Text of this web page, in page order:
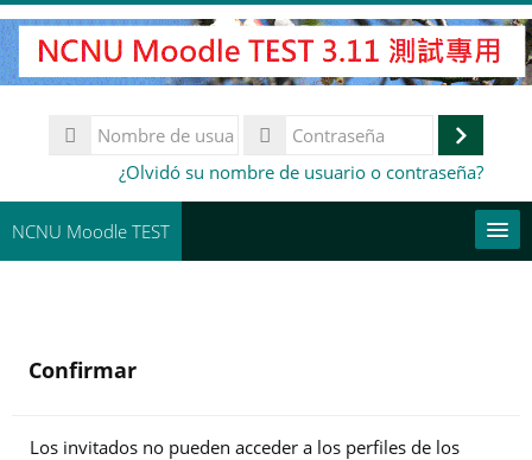
Salta
al
contenido
Nombre
de
Contraseña¿Olvidó su nombre de usuario o contraseña?
NCNU Moodle TEST
Confirmar
Los invitados no pueden acceder a los perfiles de los